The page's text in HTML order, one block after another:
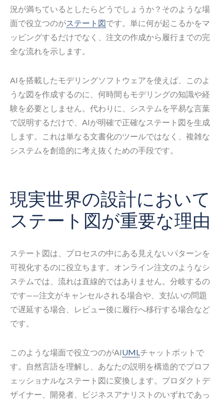
況が満ちているとしたらどうでしょうか？そのような場
面で役立つのがステート図です。単に何が起こるかをマ
ッピングするだけでなく、注文の作成から履行までの完
全な流れを示します。
AIを搭載したモデリングソフトウェアを使えば、このよ
うな図を作成するのに、何時間もモデリングの知識や経
験を必要としません。代わりに、システムを平易な言葉
で説明するだけで、AIが明確で正確なステート図を生成
します。これは単なる文書化のツールではなく、複雑な
システムを創造的に考え抜くための手段です。
現実世界の設計において
ステート図が重要な理由
ステート図は、プロセスの中にある見えないパターンを
可視化するのに役立ちます。オンライン注文のようなシ
ステムでは、流れは直線的ではありません。分岐するの
です——注文がキャンセルされる場合や、支払いの問題
で遅延する場合、レビュー後に履行へ移行する場合など
です。
このような場面で役立つのがAIUMLチャットボットで
す。自然言語を理解し、あなたの説明を構造的でプロフ
ェッショナルなステート図に変換します。プロダクトデ
ザイナー、開発者、ビジネスアナリストのいずれであっ